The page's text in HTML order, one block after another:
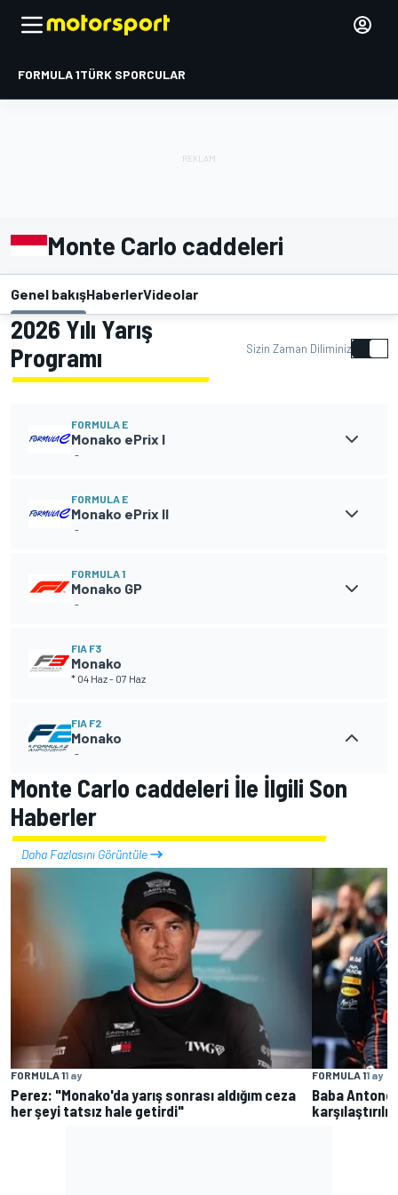
FORMULA 1TÜRK SPORCULAR
Monte Carlo caddeleri
Genel bakışHaberlerVideolar
2026 Yılı Yarış
Programı
Sizin Zaman Diliminiz
FORMULA E
Monako ePrix I
-
FORMULA E
Monako ePrix II
-
FORMULA 1
Monako GP
-
FIA F3
Monako
* 04 Haz- 07 Haz
FIA F2
Monako
-
Monte Carlo caddeleri İle İlgili Son
Haberler
Daha Fazlasını Görüntüle
FORMULA 11 ay
Perez: "Monako'da yarış sonrası aldığım ceza
her şeyi tatsız hale getirdi"
FORMULA 11 ay
Baba